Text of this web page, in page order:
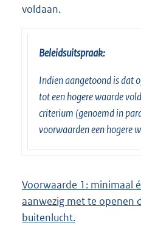
voldaan.
Beleidsuitspraak:
Indien aangetoond is dat
tot een hogere waarde
criterium (genoemd in
voorwaarden een hogere
Voorwaarde 1: minimaal
aanwezig met te openen
buitenlucht.